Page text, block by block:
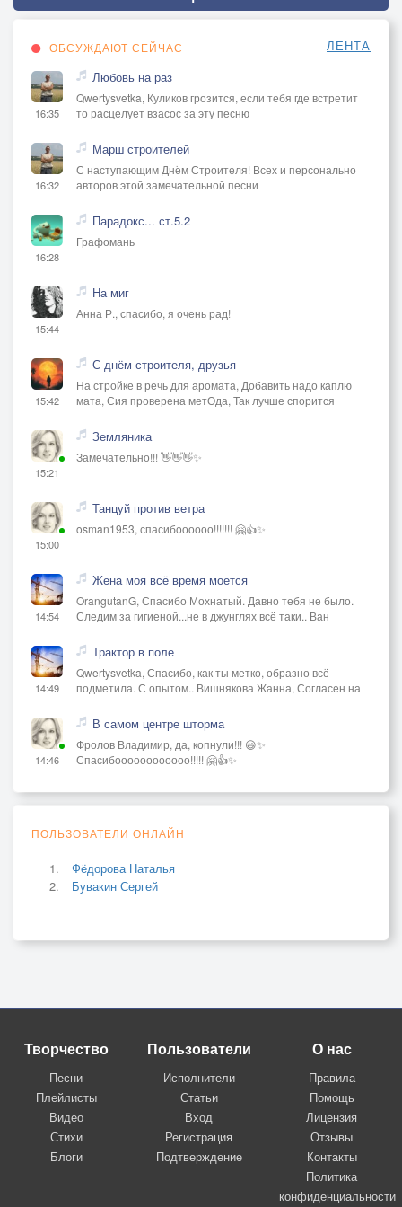
ОБСУЖДАЮТ СЕЙЧАС ЛЕНТА
16:35
Любовь на раз
Qwertysvetka, Куликов грозится, если тебя где встретит
то расцелует взасос за эту песню
16:32
Марш строителей
С наступающим Днём Строителя! Всех и персонально
авторов этой замечательной песни
16:28
Парадокс... ст.5.2
Графомань
15:44
На миг
Анна Р., спасибо, я очень рад!
15:42
С днём строителя, друзья
На стройке в речь для аромата, Добавить надо каплю
мата, Сия проверена метОда, Так лучше спорится
15:21
Земляника
Замечательно!!! 👋👋👋✨
15:00
Танцуй против ветра
osman1953, спасибоооооо!!!!!!! 🤗👍✨
14:54
Жена моя всё время моется
OrangutanG, Спасибо Мохнатый. Давно тебя не было.
Следим за гигиеной...не в джунглях всё таки.. Ван
14:49
Трактор в поле
Qwertysvetka, Спасибо, как ты метко, образно всё
подметила. С опытом.. Вишнякова Жанна, Согласен на
14:46
В самом центре шторма
Фролов Владимир, да, копнули!!! 😃✨
Спасибоооооооооооо!!!!! 🤗👍✨
ПОЛЬЗОВАТЕЛИ ОНЛАЙН
Фёдорова Наталья
Бувакин Сергей
Творчество
Песни
Плейлисты
Видео
Стихи
Блоги
Пользователи
Исполнители
Статьи
Вход
Регистрация
Подтверждение
О нас
Правила
Помощь
Лицензия
Отзывы
Контакты
Политика
конфиденциальности